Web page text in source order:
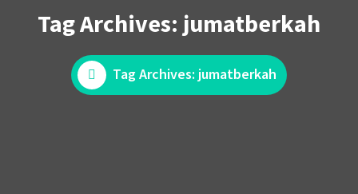
Tag Archives: jumatberkah
Tag Archives: jumatberkah